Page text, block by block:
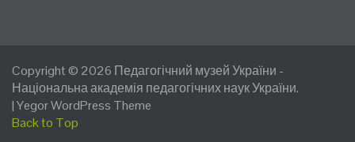
Copyright © 2026 Педагогічний музей України -
Національна академія педагогічних наук України.
|Yegor WordPress Theme
Back to Top